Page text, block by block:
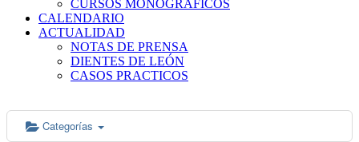
CURSOS MONOGRAFICOS
CALENDARIO
ACTUALIDAD
NOTAS DE PRENSA
DIENTES DE LEÓN
CASOS PRACTICOS
Categorías